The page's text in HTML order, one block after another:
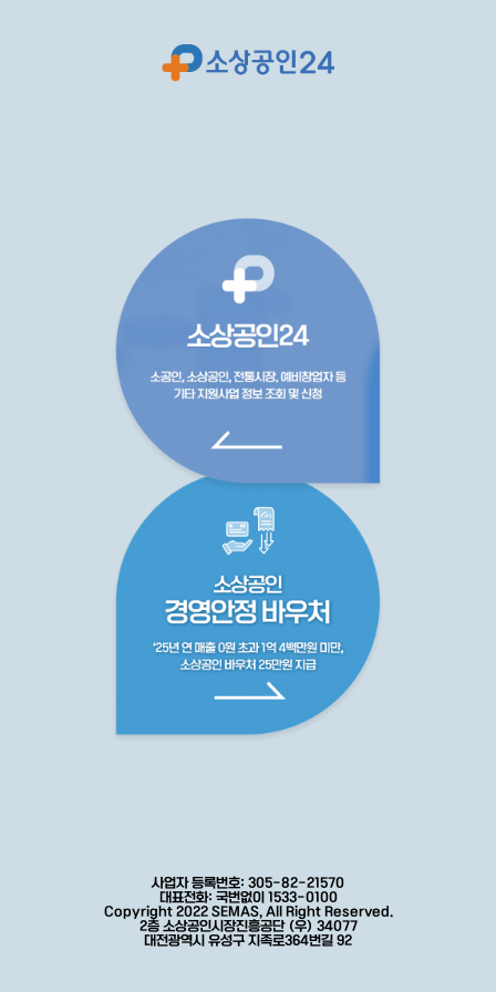
사업자 등록번호: 305-82-21570
대표전화: 국번없이 1533-0100
Copyright 2022 SEMAS, All Right Reserved.
2층 소상공인시장진흥공단 (우) 34077
대전광역시 유성구 지족로364번길 92